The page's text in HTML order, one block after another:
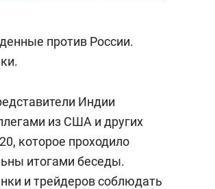
против России.
Индии
из США и других
которое проходило
итогами беседы.
и трейдеров соблюдать
и Face
будет
Рекомендуем
Опыт выживания в
природе, работа
с ментальным и